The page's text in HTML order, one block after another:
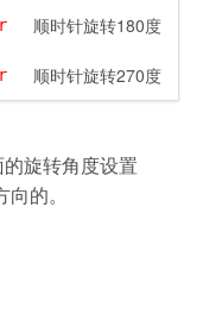
顺时针旋转180度
顺时针旋转270度
旋转角度设置
的。